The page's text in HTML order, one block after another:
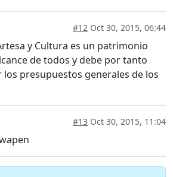
#12 Oct 30, 2015, 06:44
y Cultura es un patrimonio
de todos y debe por tanto
presupuestos generales de los
#13 Oct 30, 2015, 11:04